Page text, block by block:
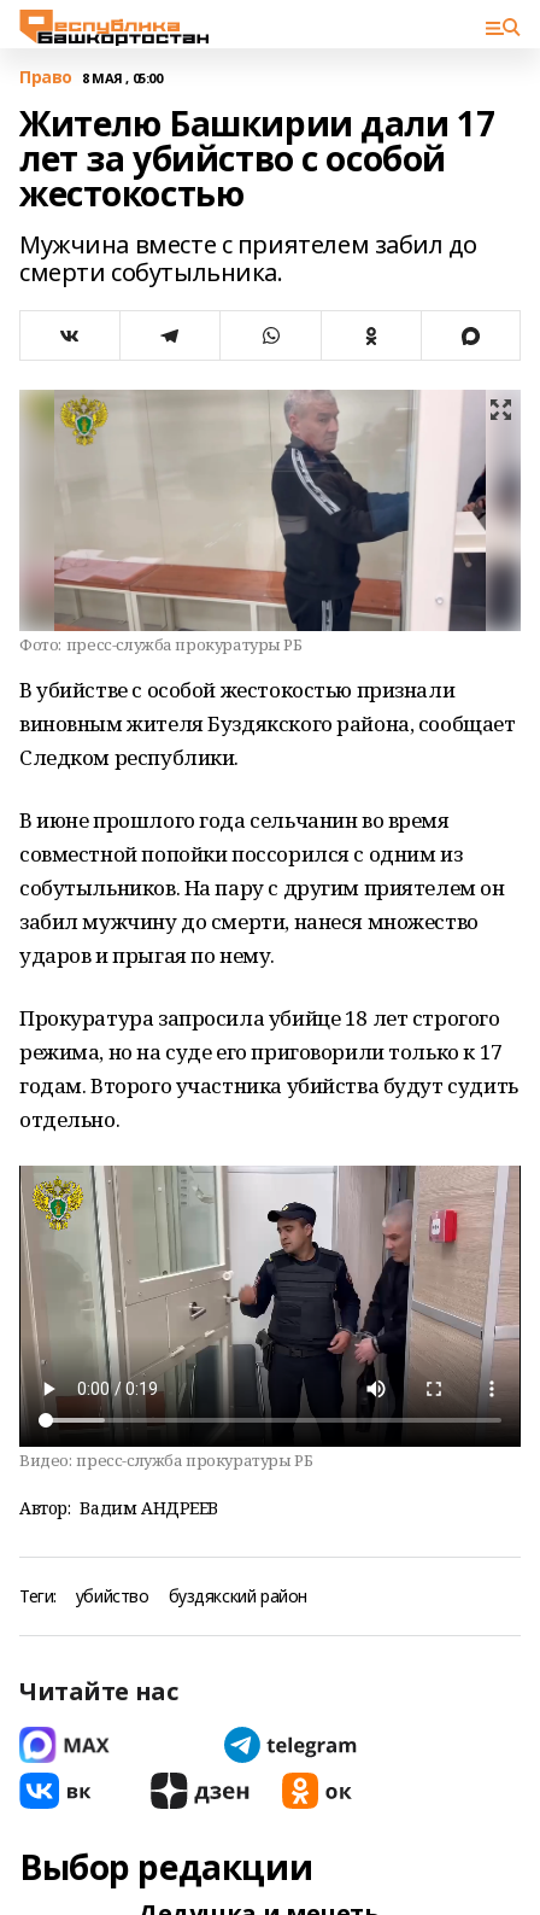
Право 8 МАЯ , 05:00
Жителю Башкирии дали 17
лет за убийство с особой
жестокостью
Мужчина вместе с приятелем забил до
смерти собутыльника.
Фото: пресс-служба прокуратуры РБ
В убийстве с особой жестокостью признали
виновным жителя Буздякского района, сообщает
Следком республики.
В июне прошлого года сельчанин во время
совместной попойки поссорился с одним из
собутыльников. На пару с другим приятелем он
забил мужчину до смерти, нанеся множество
ударов и прыгая по нему.
Прокуратура запросила убийце 18 лет строгого
режима, но на суде его приговорили только к 17
годам. Второго участника убийства будут судить
отдельно.
Видео: пресс-служба прокуратуры РБ
Автор: Вадим АНДРЕЕВ
Теги: убийство буздякский район
Читайте нас
Выбор редакции